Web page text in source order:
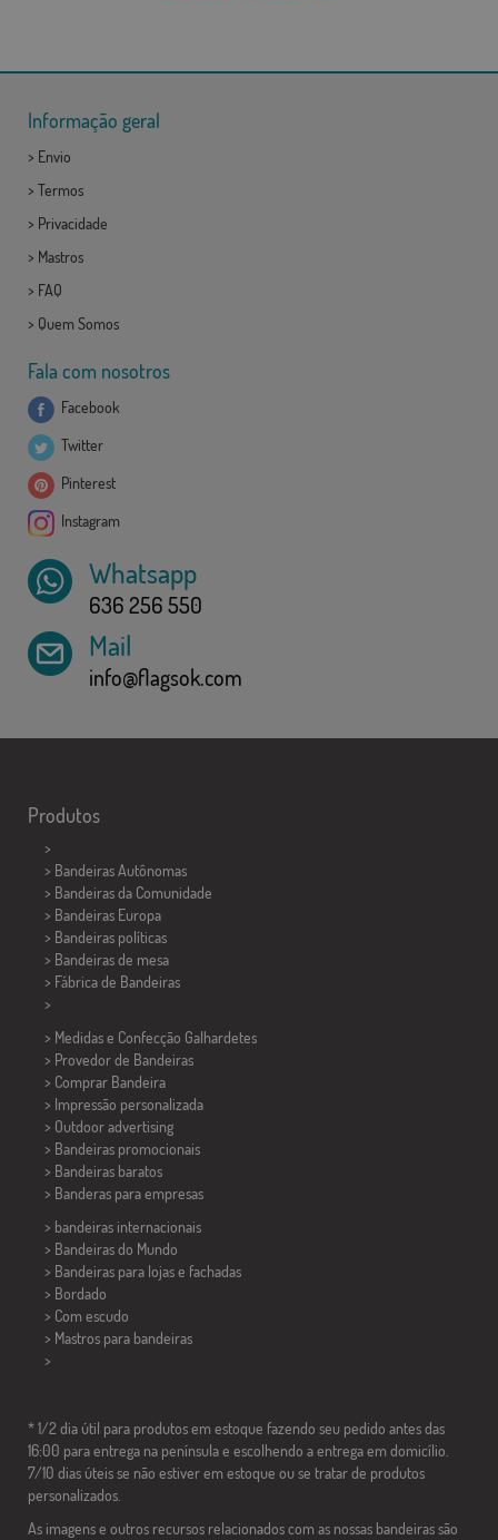
Informação geral
> Envio
> Termos
> Privacidade
> Mastros
> FAQ
> Quem Somos
Fala com nosotros
Facebook
Twitter
Pinterest
Instagram
Whatsapp
636 256 550
Mail
info@flagsok.com
Produtos
>
> Bandeiras Autônomas
> Bandeiras da Comunidade
> Bandeiras Europa
> Bandeiras políticas
> Bandeiras de mesa
> Fábrica de Bandeiras
>
> Medidas e Confecção Galhardetes
> Provedor de Bandeiras
> Comprar Bandeira
> Impressão personalizada
> Outdoor advertising
> Bandeiras promocionais
> Bandeiras baratos
> Banderas para empresas
> bandeiras internacionais
> Bandeiras do Mundo
> Bandeiras para lojas e fachadas
> Bordado
> Com escudo
> Mastros para bandeiras
>
* 1/2 dia útil para produtos em estoque fazendo seu pedido antes das
16:00 para entrega na península e escolhendo a entrega em domicílio.
7/10 dias úteis se não estiver em estoque ou se tratar de produtos
personalizados.
As imagens e outros recursos relacionados com as nossas bandeiras são